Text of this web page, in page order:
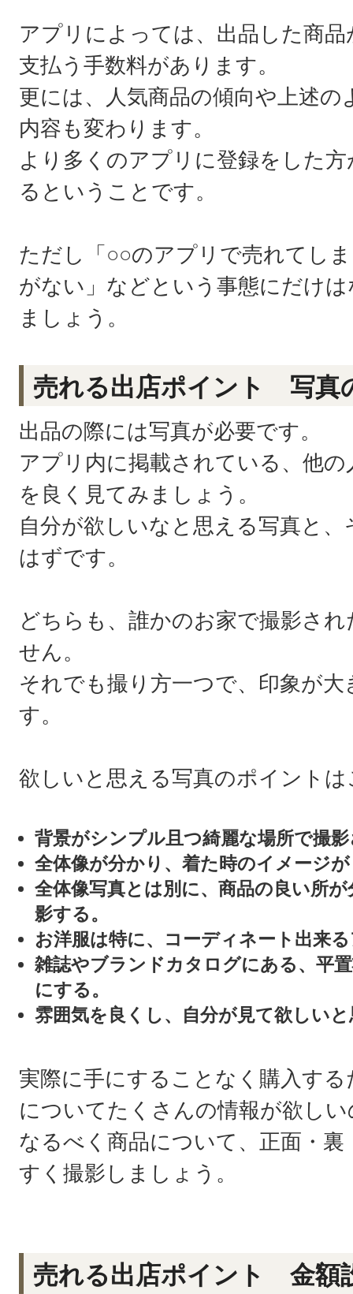
アプリによっては、出品した商
支払う手数料があります。
更には、人気商品の傾向や上述
内容も変わります。
より多くのアプリに登録をした
るということです。
ただし「○○のアプリで売れてし
がない」などという事態にだけ
ましょう。
売れる出店ポイント 写真
出品の際には写真が必要です。
アプリ内に掲載されている、他
を良く見てみましょう。
自分が欲しいなと思える写真と
はずです。
どちらも、誰かのお家で撮影さ
せん。
それでも撮り方一つで、印象が
す。
欲しいと思える写真のポイント
背景がシンプル且つ綺麗な場所で撮
全体像が分かり、着た時のイメージ
全体像写真とは別に、商品の良い所
影する。
お洋服は特に、コーディネート出来
雑誌やブランドカタログにある、平
にする。
雰囲気を良くし、自分が見て欲しい
実際に手にすることなく購入す
についてたくさんの情報が欲し
なるべく商品について、正面・
すく撮影しましょう。
売れる出店ポイント 金額